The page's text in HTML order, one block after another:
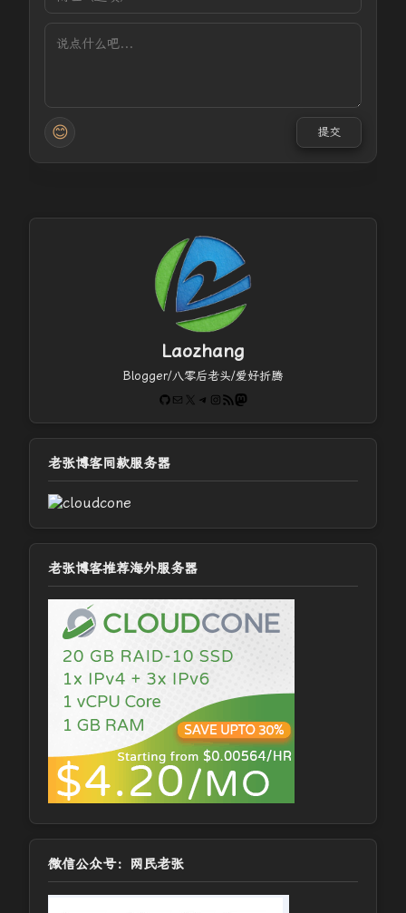
😊 提交
Laozhang
Blogger/八零后老头/爱好折腾
GitHub
电子邮件 X Telegram
Instagram
RSS FeedMastodon
老张博客同款服务器
老张博客推荐海外服务器
微信公众号：网民老张